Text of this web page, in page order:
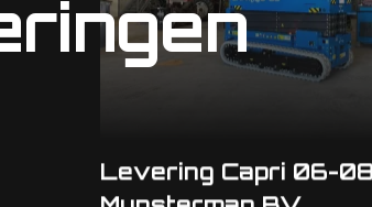
Levering Capri 06-08
Munsterman BV